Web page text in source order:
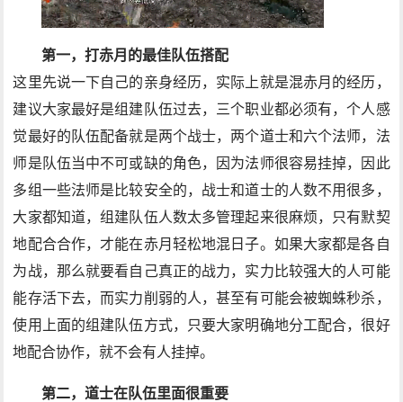
第一，打赤月的最佳队伍搭配
这里先说一下自己的亲身经历，实际上就是混赤月的经历，
建议大家最好是组建队伍过去，三个职业都必须有，个人感
觉最好的队伍配备就是两个战士，两个道士和六个法师，法
师是队伍当中不可或缺的角色，因为法师很容易挂掉，因此
多组一些法师是比较安全的，战士和道士的人数不用很多，
大家都知道，组建队伍人数太多管理起来很麻烦，只有默契
地配合合作，才能在赤月轻松地混日子。如果大家都是各自
为战，那么就要看自己真正的战力，实力比较强大的人可能
能存活下去，而实力削弱的人，甚至有可能会被蜘蛛秒杀，
使用上面的组建队伍方式，只要大家明确地分工配合，很好
地配合协作，就不会有人挂掉。
第二，道士在队伍里面很重要